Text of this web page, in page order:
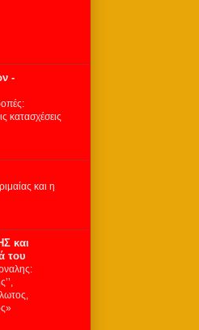
-
κατασχέσεις
και η
και
του